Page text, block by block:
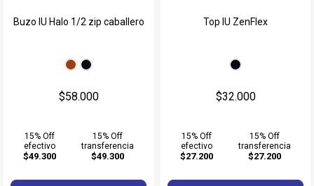
Buzo IU Halo 1/2 zip caballero
$58.000
15% Off
efectivo
$49.300
15% Off
transferencia
$49.300
Top IU ZenFlex
$32.000
15% Off
efectivo
$27.200
15% Off
transferencia
$27.200